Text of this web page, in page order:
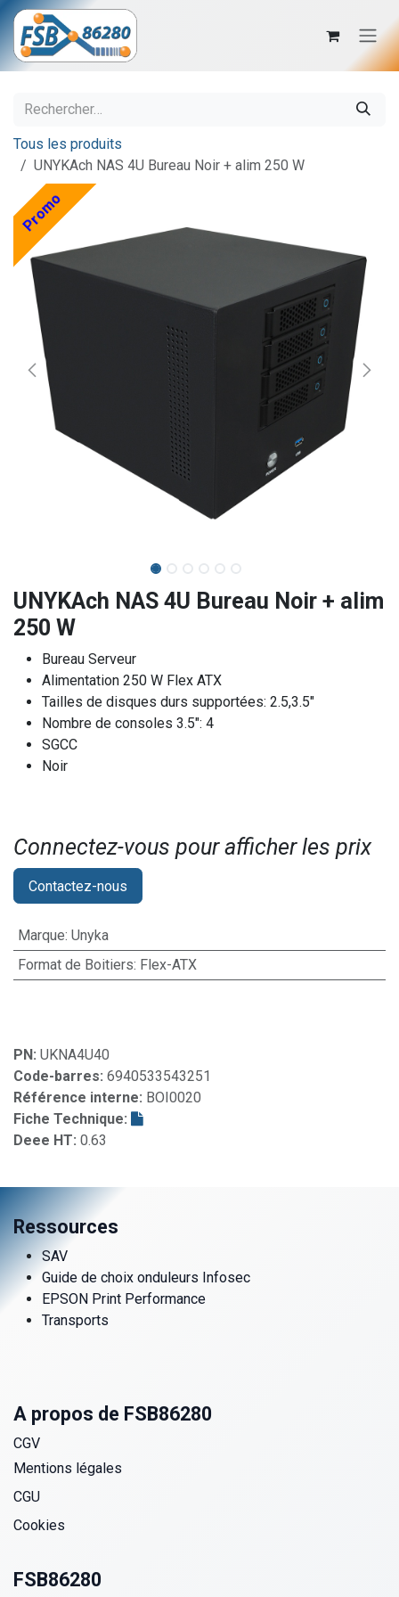
Se rendre au contenu
Tous les produits
UNYKAch NAS 4U Bureau Noir + alim 250 W
Promo
UNYKAch NAS 4U Bureau Noir + alim
250 W
Bureau Serveur
Alimentation 250 W Flex ATX
Tailles de disques durs supportées: 2.5,3.5"
Nombre de consoles 3.5": 4
SGCC
Noir
Connectez-vous pour afficher les prix​
Contactez-nous
Marque: Unyka
Format de Boitiers: Flex-ATX
PN: UKNA4U40
Code-barres: 6940533543251
Référence interne: BOI0020
Fiche Technique:
Deee HT: 0.63
Ressources
SAV
Guide de choix onduleurs Infosec
EPSON Print Performance
Transports
A propos de FSB86280
CGV
Mentions légales
CGU
Cookies
FSB86280